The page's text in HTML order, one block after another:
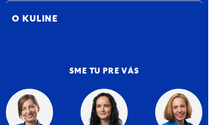
O KULINE
SME TU PRE VÁS